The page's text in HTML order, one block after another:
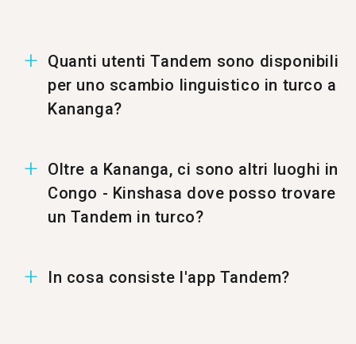
Quanti utenti Tandem sono disponibili
per uno scambio linguistico in turco a
Kananga?
linguistico in turco.
Oltre a Kananga, ci sono altri luoghi in
Congo - Kinshasa dove posso trovare
un Tandem in turco?
href=/it/learn/turkish/lubumbashi />Lubumbashi,
In cosa consiste l'app Tandem?